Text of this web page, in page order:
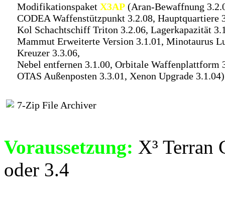
Modifikationspaket X3AP (Aran-Bewaffnung
CODEA Waffenstützpunkt 3.2.08, Hauptquartiere
Kol Schachtschiff Triton 3.2.06, Lagerkapazität
Mammut Erweiterte Version 3.1.01, Minotaurus
Kreuzer 3.3.06,
Nebel entfernen 3.1.00, Orbitale Waffenplattform
OTAS Außenposten 3.3.01, Xenon Upgrade 3.1.04)
7-Zip File Archiver
Voraussetzung: X³ Terran
oder 3.4